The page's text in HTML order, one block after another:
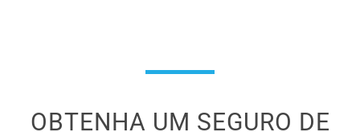
OBTENHA UM SEGURO DE